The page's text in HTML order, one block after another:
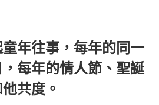
年往事，每年的同一
每年的情人節、聖誕
共度。